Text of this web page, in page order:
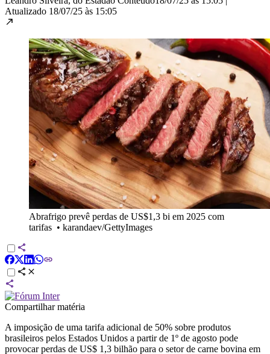
Atualizado 18/07/25 às 15:05
Abrafrigo prevê perdas de US$1,3 bi em 2025 com
tarifas • karandaev/GettyImages
Compartilhar matéria
A imposição de uma tarifa adicional de 50% sobre produtos
brasileiros pelos Estados Unidos a partir de 1º de agosto pode
provocar perdas de US$ 1,3 bilhão para o setor de carne bovina em